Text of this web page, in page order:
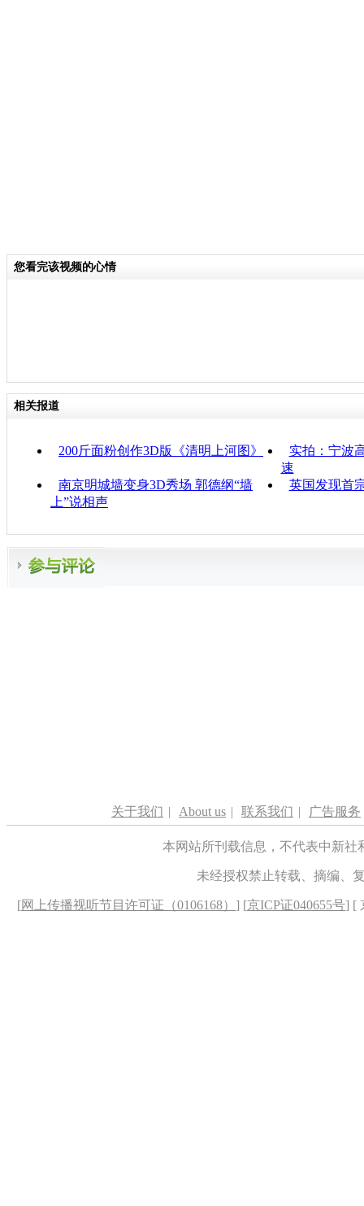
您看完该视频的心情
相关报道
200斤面粉创作3D版《清明上河图》
实拍：宁波
速
南京明城墙变身3D秀场 郭德纲“墙
上”说相声
英国发现首
关于我们 | About us | 联系我们 | 广告服务
本网站所刊载信息，不代表中新
未经授权禁止转载、摘编、
[网上传播视听节目许可证（0106168） ] [京ICP证040655号] [